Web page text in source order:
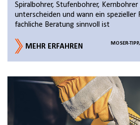
Spiralbohrer, Stufenbohrer, Kernbohrer
unterscheiden und wann ein spezieller
fachliche Beratung sinnvoll ist
MEHR ERFAHREN MOSER-